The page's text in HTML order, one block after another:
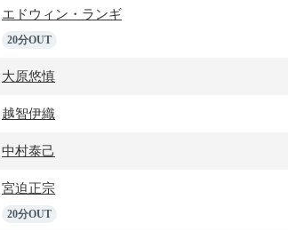
エドウィン・ランギ
20分OUT
大原悠慎
越智伊織
中村泰己
宮迫正宗
20分OUT